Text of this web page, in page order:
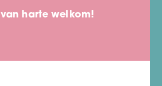
harte welkom!